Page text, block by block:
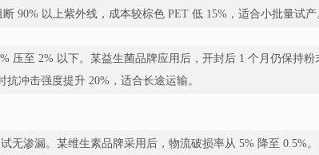
90% 以上紫外线，成本较棕色 PET 低 15%，适合小批量试产
压至 2% 以下。某益生菌品牌应用后，开封后 1 个月仍保持粉
冲击强度提升 20%，适合长途运输。
渗漏。某维生素品牌采用后，物流破损率从 5% 降至 0.5%。